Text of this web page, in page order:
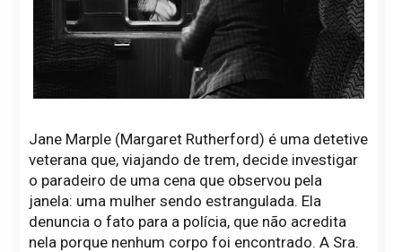
Jane Marple (Margaret Rutherford) é uma detetive
veterana que, viajando de trem, decide investigar
o paradeiro de uma cena que observou pela
janela: uma mulher sendo estrangulada. Ela
denuncia o fato para a polícia, que não acredita
nela porque nenhum corpo foi encontrado. A Sra.